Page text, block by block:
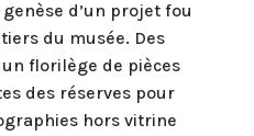
d’un projet fou
du musée. Des
florilège de pièces
des réserves pour
hors vitrine